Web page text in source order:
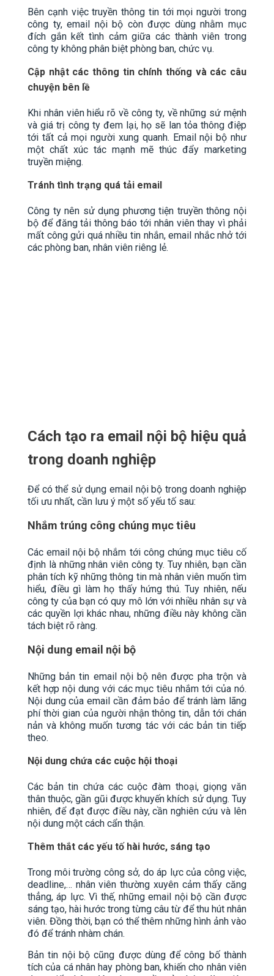
Bên cạnh việc truyền thông tin tới mọi người trong
công ty, email nội bộ còn được dùng nhằm mục
đích gắn kết tình cảm giữa các thành viên trong
công ty không phân biệt phòng ban, chức vụ.
Cập nhật các thông tin chính thống và các câu
chuyện bên lề
Khi nhân viên hiểu rõ về công ty, về những sứ mệnh
và giá trị công ty đem lại, họ sẽ lan tỏa thông điệp
tới tất cả mọi người xung quanh. Email nội bộ như
một chất xúc tác mạnh mẽ thúc đẩy marketing
truyền miệng.
Tránh tình trạng quá tải email
Công ty nên sử dụng phương tiện truyền thông nội
bộ để đăng tải thông báo tới nhân viên thay vì phải
mất công gửi quá nhiều tin nhắn, email nhắc nhở tới
các phòng ban, nhân viên riêng lẻ.
Cách tạo ra email nội bộ hiệu quả
trong doanh nghiệp
Để có thể sử dụng email nội bộ trong doanh nghiệp
tối ưu nhất, cần lưu ý một số yếu tố sau:
Nhắm trúng công chúng mục tiêu
Các email nội bộ nhắm tới công chúng mục tiêu cố
định là những nhân viên công ty. Tuy nhiên, bạn cần
phân tích kỹ những thông tin mà nhân viên muốn tìm
hiểu, điều gì làm họ thấy hứng thú. Tuy nhiên, nếu
công ty của bạn có quy mô lớn với nhiều nhân sự và
các quyền lợi khác nhau, những điều này không cần
tách biệt rõ ràng.
Nội dung email nội bộ
Những bản tin email nội bộ nên được pha trộn và
kết hợp nội dung với các mục tiêu nhắm tới của nó.
Nội dung của email cần đảm bảo để tránh làm lãng
phí thời gian của người nhận thông tin, dẫn tới chán
nản và không muốn tương tác với các bản tin tiếp
theo.
Nội dung chứa các cuộc hội thoại
Các bản tin chứa các cuộc đàm thoại, giọng văn
thân thuộc, gần gũi được khuyến khích sử dụng. Tuy
nhiên, để đạt được điều này, cần nghiên cứu và lên
nội dung một cách cẩn thận.
Thêm thắt các yếu tố hài hước, sáng tạo
Trong môi trường công sở, do áp lực của công việc,
deadline,… nhân viên thường xuyên cảm thấy căng
thẳng, áp lực. Vì thế, những email nội bộ cần được
sáng tạo, hài hước trong từng câu từ để thu hút nhân
viên. Đồng thời, bạn có thể thêm những hình ảnh vào
đó để tránh nhàm chán.
Bản tin nội bộ cũng được dùng để công bố thành
tích của cá nhân hay phòng ban, khiến cho nhân viên